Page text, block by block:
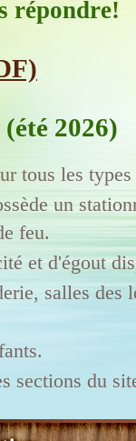
répondre!
2026)
tous les
un
feu.
et d'égout
salles des
sections du